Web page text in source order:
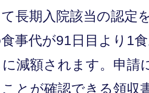
長期入院該当の認定
食事代が91日目より1
に減額されます。申請
とが確認できる領収